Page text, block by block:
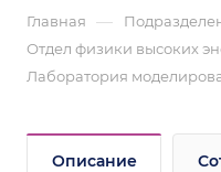
Главная —
Отдел физики высоких
Лаборатория
Описание